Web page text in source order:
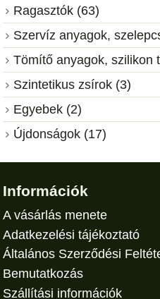
Ragasztók (63)
Szervíz anyagok,
Tömítő anyagok, szilikon
Szintetikus zsírok (3)
Egyebek (2)
Újdonságok (17)
Információk
A vásárlás menete
Adatkezelési tájékoztató
Általános Szerződési
Bemutatkozás
Szállítási információk